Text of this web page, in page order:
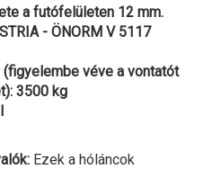
a futófelületen 12 mm.
- ÖNORM V 5117
véve a vontatót
3500 kg
Ezek a hóláncok